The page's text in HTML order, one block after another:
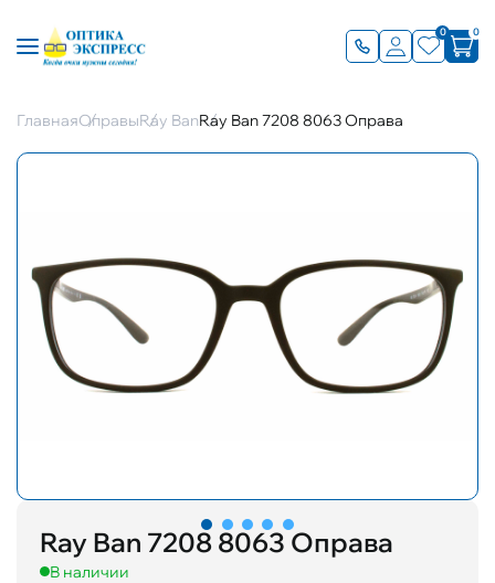
0 0
ГлавнаяОправыRay BanRay Ban 7208 8063 Оправа
Ray Ban 7208 8063 Оправа
В наличии